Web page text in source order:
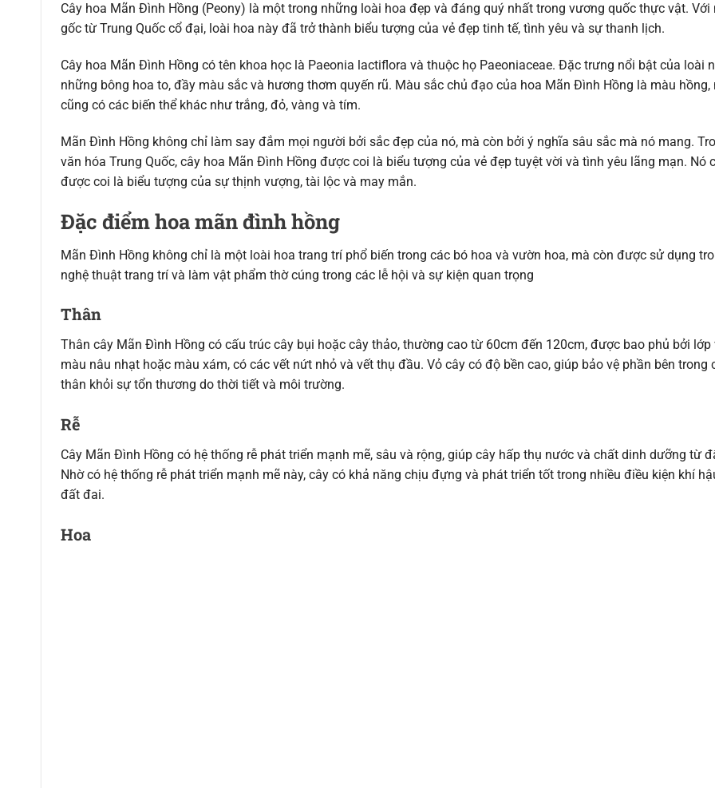
Cây hoa Mãn Đình Hồng (Peony) là một trong những loài hoa đẹp và đáng quý nhất trong vương quốc thực vật. Với
gốc từ Trung Quốc cổ đại, loài hoa này đã trở thành biểu tượng của vẻ đẹp tinh tế, tình yêu và sự thanh lịch.
Cây hoa Mãn Đình Hồng có tên khoa học là Paeonia lactiflora và thuộc họ Paeoniaceae. Đặc trưng nổi bật của loài
những bông hoa to, đầy màu sắc và hương thơm quyến rũ. Màu sắc chủ đạo của hoa Mãn Đình Hồng là màu hồng,
cũng có các biến thể khác như trắng, đỏ, vàng và tím.
Mãn Đình Hồng không chỉ làm say đắm mọi người bởi sắc đẹp của nó, mà còn bởi ý nghĩa sâu sắc mà nó mang.
văn hóa Trung Quốc, cây hoa Mãn Đình Hồng được coi là biểu tượng của vẻ đẹp tuyệt vời và tình yêu lãng mạn. Nó
được coi là biểu tượng của sự thịnh vượng, tài lộc và may mắn.
Đặc điểm hoa mãn đình hồng
Mãn Đình Hồng không chỉ là một loài hoa trang trí phổ biến trong các bó hoa và vườn hoa, mà còn được sử dụng
nghệ thuật trang trí và làm vật phẩm thờ cúng trong các lễ hội và sự kiện quan trọng
Thân
Thân cây Mãn Đình Hồng có cấu trúc cây bụi hoặc cây thảo, thường cao từ 60cm đến 120cm, được bao phủ bởi lớp
màu nâu nhạt hoặc màu xám, có các vết nứt nhỏ và vết thụ đầu. Vỏ cây có độ bền cao, giúp bảo vệ phần bên trong
thân khỏi sự tổn thương do thời tiết và môi trường.
Rễ
Cây Mãn Đình Hồng có hệ thống rễ phát triển mạnh mẽ, sâu và rộng, giúp cây hấp thụ nước và chất dinh dưỡng từ
Nhờ có hệ thống rễ phát triển mạnh mẽ này, cây có khả năng chịu đựng và phát triển tốt trong nhiều điều kiện khí
đất đai.
Hoa